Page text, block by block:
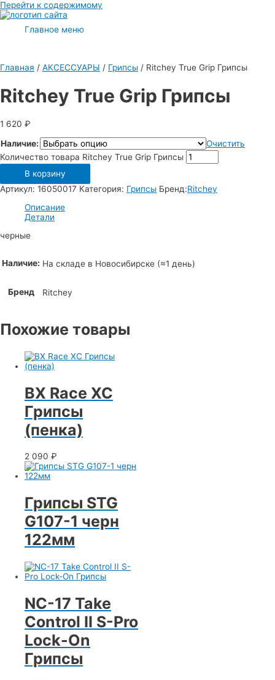
Перейти к содержимому
Главное меню
Главная / АКСЕССУАРЫ / Грипсы / Ritchey True Grip Грипсы
Ritchey True Grip Грипсы
1 620 ₽
Наличие:
Очистить
Количество товара Ritchey True Grip Грипсы
В корзину
Артикул: 16050017 Категория: Грипсы Бренд:Ritchey
Описание
Детали
черные
Наличие: На складе в Новосибирске (≈1 день)
Бренд Ritchey
Похожие товары
BX Race XC
Грипсы
(пенка)
2 090 ₽
Грипсы STG
G107-1 черн
122мм
NC-17 Take
Control II S-Pro
Lock-On
Грипсы